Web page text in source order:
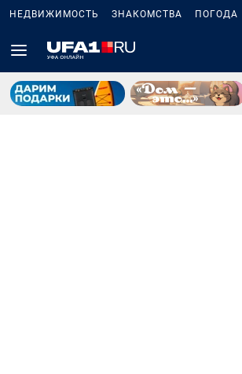
НЕДВИЖИМОСТЬ ЗНАКОМСТВА ПОГОДА